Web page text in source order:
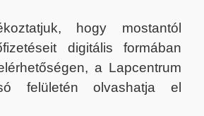
hogy mostantól
digitális formában
a Lapcentrum
felületén olvashatja el